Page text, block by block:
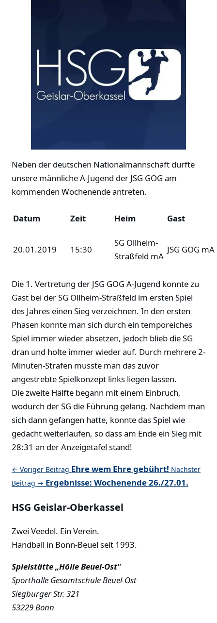
Neben der deutschen Nationalmannschaft durfte
unsere männliche A-Jugend der JSG GOG am
kommenden Wochenende antreten.
Datum Zeit Heim Gast
20.01.2019 15:30
SG Ollheim-
Straßfeld mA
JSG GOG mA
Die 1. Vertretung der JSG GOG A-Jugend konnte zu
Gast bei der SG Ollheim-Straßfeld im ersten Spiel
des Jahres einen Sieg verzeichnen. In den ersten
Phasen konnte man sich durch ein temporeiches
Spiel immer wieder absetzen, jedoch blieb die SG
dran und holte immer wieder auf. Durch mehrere 2-
Minuten-Strafen musste man das zuvor
angestrebte Spielkonzept links liegen lassen.
Die zweite Hälfte begann mit einem Einbruch,
wodurch der SG die Führung gelang. Nachdem man
sich dann gefangen hatte, konnte das Spiel wie
gedacht weiterlaufen, so dass am Ende ein Sieg mit
28:31 an der Anzeigetafel stand!
← Voriger Beitrag Ehre wem Ehre gebührt! Nächster
Beitrag → Ergebnisse: Wochenende 26./27.01.
HSG Geislar-Oberkassel
Zwei Veedel. Ein Verein.
Handball in Bonn-Beuel seit 1993.
Spielstätte „Hölle Beuel-Ost"
Sporthalle Gesamtschule Beuel-Ost
Siegburger Str. 321
53229 Bonn